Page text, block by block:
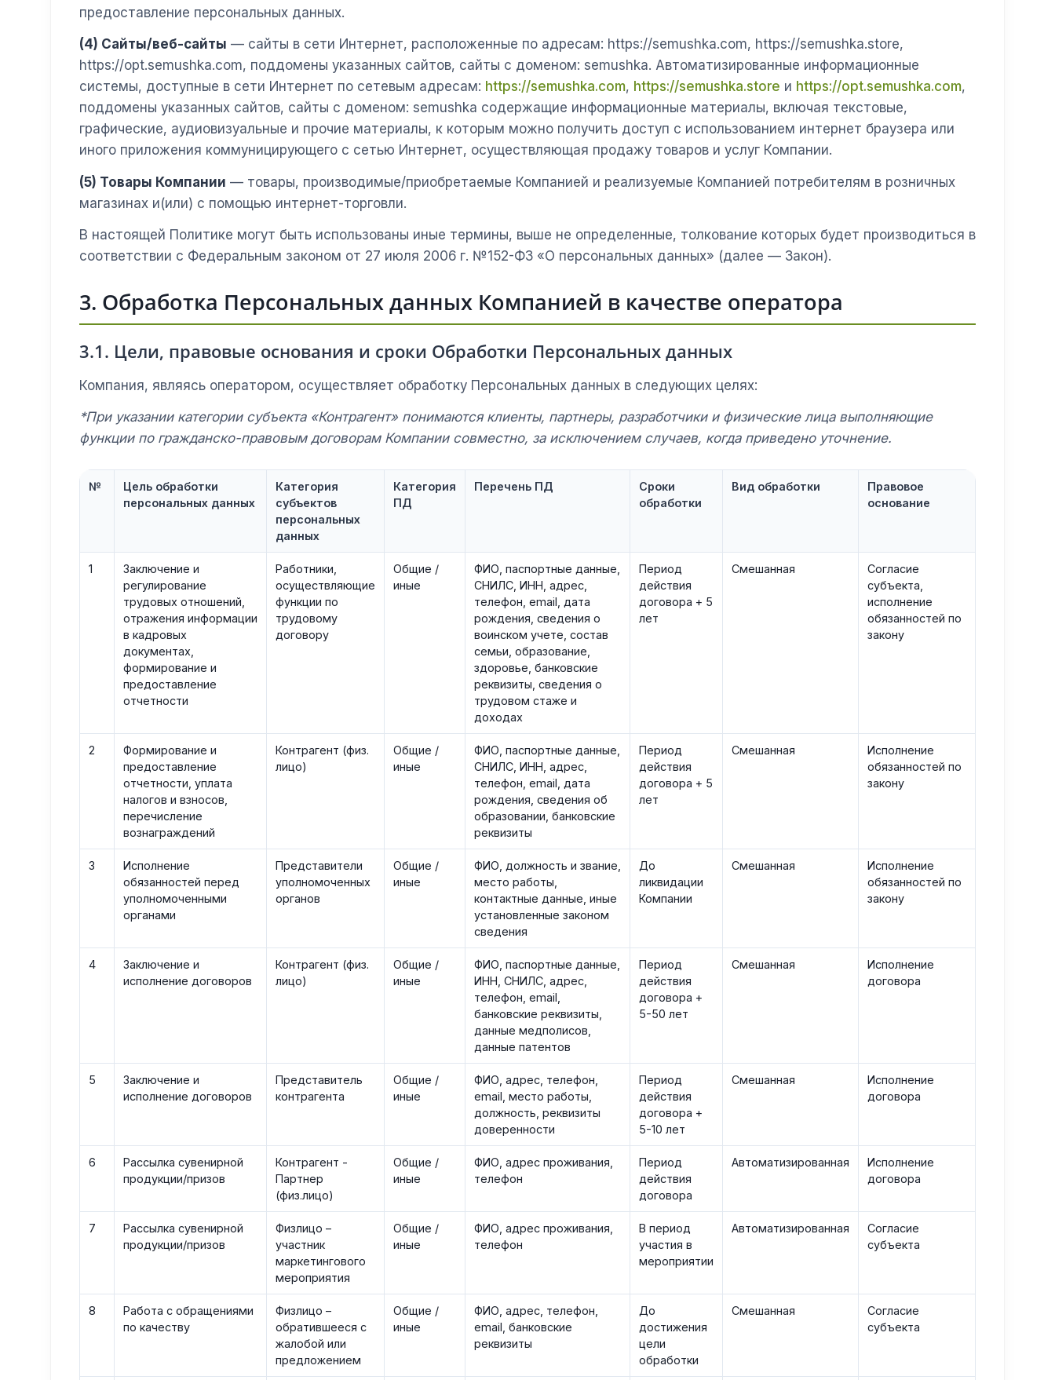
предоставление персональных данных.
(4) Сайты/веб-сайты — сайты в сети Интернет, расположенные по адресам: https://semushka.com, https://semushka.store,
https://opt.semushka.com, поддомены указанных сайтов, сайты с доменом: semushka. Автоматизированные информационные
системы, доступные в сети Интернет по сетевым адресам: https://semushka.com, https://semushka.store и https://opt.semushka.com,
поддомены указанных сайтов, сайты с доменом: semushka содержащие информационные материалы, включая текстовые,
графические, аудиовизуальные и прочие материалы, к которым можно получить доступ с использованием интернет браузера или
иного приложения коммуницирующего с сетью Интернет, осуществляющая продажу товаров и услуг Компании.
(5) Товары Компании — товары, производимые/приобретаемые Компанией и реализуемые Компанией потребителям в розничных
магазинах и(или) с помощью интернет-торговли.
В настоящей Политике могут быть использованы иные термины, выше не определенные, толкование которых будет производиться в
соответствии с Федеральным законом от 27 июля 2006 г. №152-ФЗ «О персональных данных» (далее — Закон).
3. Обработка Персональных данных Компанией в качестве оператора
3.1. Цели, правовые основания и сроки Обработки Персональных данных
Компания, являясь оператором, осуществляет обработку Персональных данных в следующих целях:
*При указании категории субъекта «Контрагент» понимаются клиенты, партнеры, разработчики и физические лица выполняющие
функции по гражданско-правовым договорам Компании совместно, за исключением случаев, когда приведено уточнение.
№
Цель обработки
персональных данных
Категория
субъектов
персональных
данных
Категория
ПД
Перечень ПД
Сроки
обработки
Вид обработки
Правовое
основание
1
Заключение и
регулирование
трудовых отношений,
отражения информации
в кадровых
документах,
формирование и
предоставление
отчетности
Работники,
осуществляющие
функции по
трудовому
договору
Общие /
иные
ФИО, паспортные данные,
СНИЛС, ИНН, адрес,
телефон, email, дата
рождения, сведения о
воинском учете, состав
семьи, образование,
здоровье, банковские
реквизиты, сведения о
трудовом стаже и
доходах
Период
действия
договора + 5
лет
Смешанная
Согласие
субъекта,
исполнение
обязанностей по
закону
2
Формирование и
предоставление
отчетности, уплата
налогов и взносов,
перечисление
вознаграждений
Контрагент (физ.
лицо)
Общие /
иные
ФИО, паспортные данные,
СНИЛС, ИНН, адрес,
телефон, email, дата
рождения, сведения об
образовании, банковские
реквизиты
Период
действия
договора + 5
лет
Смешанная
Исполнение
обязанностей по
закону
3
Исполнение
обязанностей перед
уполномоченными
органами
Представители
уполномоченных
органов
Общие /
иные
ФИО, должность и звание,
место работы,
контактные данные, иные
установленные законом
сведения
До
ликвидации
Компании
Смешанная
Исполнение
обязанностей по
закону
4
Заключение и
исполнение договоров
Контрагент (физ.
лицо)
Общие /
иные
ФИО, паспортные данные,
ИНН, СНИЛС, адрес,
телефон, email,
банковские реквизиты,
данные медполисов,
данные патентов
Период
действия
договора +
5-50 лет
Смешанная
Исполнение
договора
5
Заключение и
исполнение договоров
Представитель
контрагента
Общие /
иные
ФИО, адрес, телефон,
email, место работы,
должность, реквизиты
доверенности
Период
действия
договора +
5-10 лет
Смешанная
Исполнение
договора
6
Рассылка сувенирной
продукции/призов
Контрагент -
Партнер
(физ.лицо)
Общие /
иные
ФИО, адрес проживания,
телефон
Период
действия
договора
Автоматизированная
Исполнение
договора
7
Рассылка сувенирной
продукции/призов
Физлицо –
участник
маркетингового
мероприятия
Общие /
иные
ФИО, адрес проживания,
телефон
В период
участия в
мероприятии
Автоматизированная
Согласие
субъекта
8
Работа с обращениями
по качеству
Физлицо –
обратившееся с
жалобой или
предложением
Общие /
иные
ФИО, адрес, телефон,
email, банковские
реквизиты
До
достижения
цели
обработки
Смешанная
Согласие
субъекта